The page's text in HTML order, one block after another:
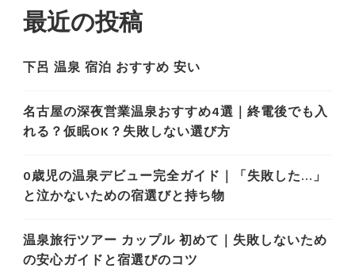
最近の投稿
下呂 温泉 宿泊 おすすめ 安い
名古屋の深夜営業温泉おすすめ4選｜終電後でも入
れる？仮眠OK？失敗しない選び方
0歳児の温泉デビュー完全ガイド｜「失敗した…」
と泣かないための宿選びと持ち物
温泉旅行ツアー カップル 初めて｜失敗しないため
の安心ガイドと宿選びのコツ